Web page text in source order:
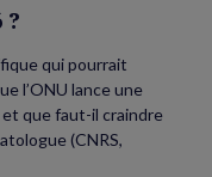
?
qui pourrait
l’ONU lance une
et que faut-il craindre
(CNRS,